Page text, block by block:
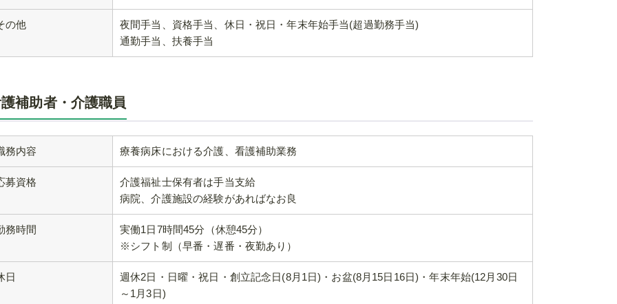
の他
夜間手当、資格手当、休日・祝日・年末年始手当(超過勤務手当)
通勤手当、扶養手当
補助者・介護職員
務内容 療養病床における介護、看護補助業務
募資格
介護福祉士保有者は手当支給
病院、介護施設の経験があればなお良
務時間
実働1日7時間45分（休憩45分）
※シフト制（早番・遅番・夜勤あり）
日
週休2日・日曜・祝日・創立記念日(8月1日)・お盆(8月15日16日)・年末年始(12月30日
～1月3日)